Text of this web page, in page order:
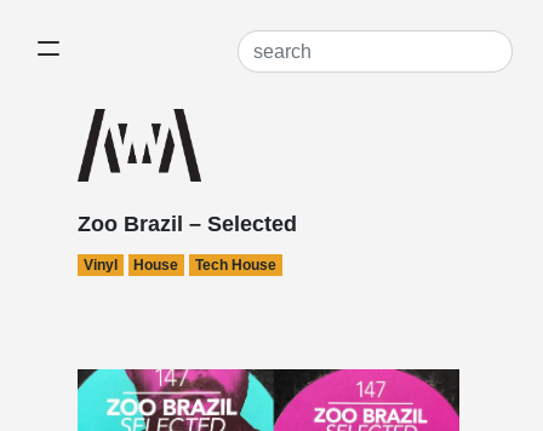
Zoo Brazil – Selected
Vinyl House Tech House